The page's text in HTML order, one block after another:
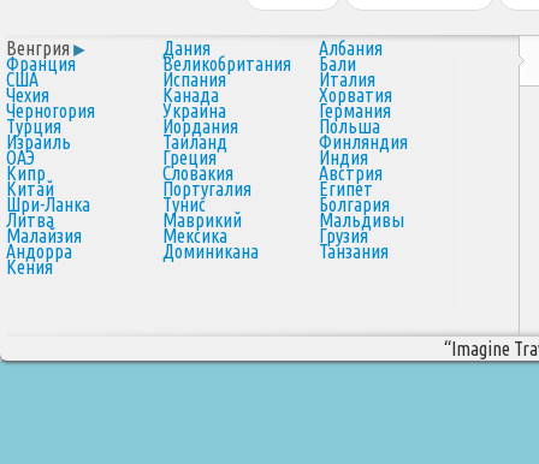
Венгрия Дания Албания
Франция Великобритания Бали
США Испания Италия
Чехия Канада Хорватия
Черногория Украина Германия
Турция Иордания Польша
Израиль Таиланд Финляндия
ОАЭ Греция Индия
Кипр Словакия Австрия
Китай Португалия Египет
Шри-Ланка Тунис Болгария
Литва Маврикий Мальдивы
Малайзия Мексика Грузия
Андорра Доминикана Танзания
Кения
“Imagine